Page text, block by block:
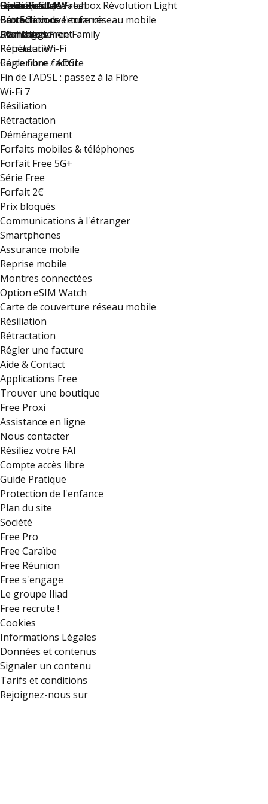
Résiliation
Rétractation
Déménagement
Option eSIM Watch
Carte de couverture réseau mobile
Résiliation
Rétractation
Régler une facture
Guide Pratique
Protection de l'enfance
Plan du site
Free recrute !
Série Spéciale Freebox Révolution Light
Box 5G
Avantages Free Family
Répéteur Wi-Fi
Carte fibre / ADSL
Fin de l'ADSL : passez à la Fibre
Wi-Fi 7
Résiliation
Rétractation
Déménagement
Forfaits mobiles & téléphones
Forfait Free 5G+
Série Free
Forfait 2€
Prix bloqués
Communications à l'étranger
Smartphones
Assurance mobile
Reprise mobile
Montres connectées
Option eSIM Watch
Carte de couverture réseau mobile
Résiliation
Rétractation
Régler une facture
Aide & Contact
Applications Free
Trouver une boutique
Free Proxi
Assistance en ligne
Nous contacter
Résiliez votre FAI
Compte accès libre
Guide Pratique
Protection de l'enfance
Plan du site
Société
Free Pro
Free Caraïbe
Free Réunion
Free s'engage
Le groupe Iliad
Free recrute !
Cookies
Informations Légales
Données et contenus
Signaler un contenu
Tarifs et conditions
Rejoignez-nous sur